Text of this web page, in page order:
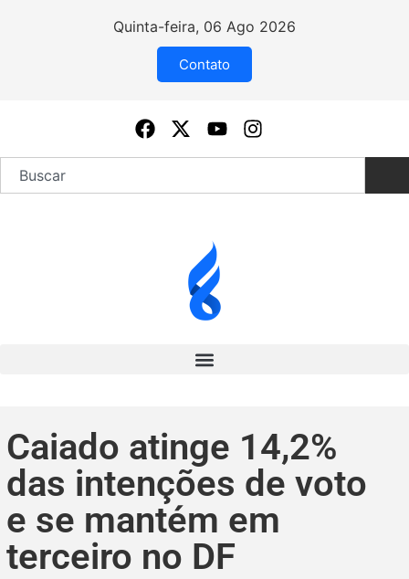
Quinta-feira, 06 Ago 2026
Contato
Caiado atinge 14,2%
das intenções de voto
e se mantém em
terceiro no DF